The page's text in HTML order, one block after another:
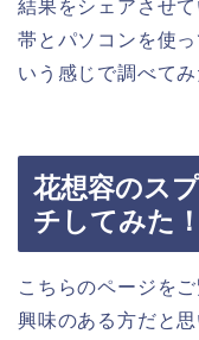
結果をシェアさせ
帯とパソコンを使
いう感じで調べてみ
花想容のス
チしてみた！
こちらのページを
興味のある方だと